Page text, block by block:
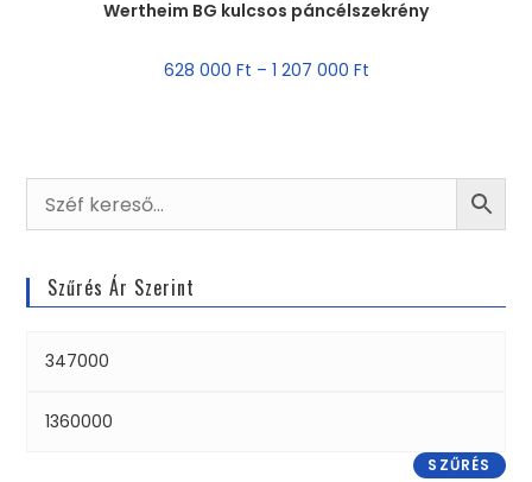
Wertheim BG kulcsos páncélszekrény
628 000 Ft – 1 207 000 Ft
Szűrés Ár Szerint
SZŰRÉS